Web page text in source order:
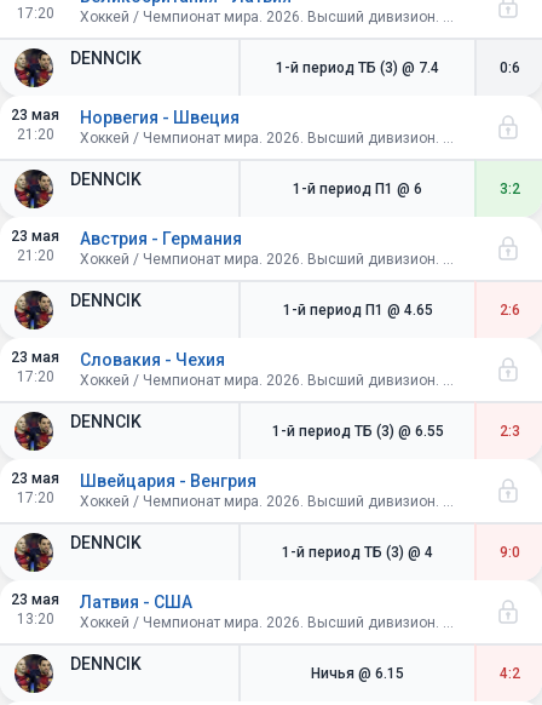
17:20
DENNCIK
Хоккей / Чемпионат мира. 2026. Высший дивизион. Швейцария. Групповой этап
1-й период ТБ (3) @ 7.4 0:6
23 мая
21:20
DENNCIK
Норвегия - Швеция
Хоккей / Чемпионат мира. 2026. Высший дивизион. Швейцария. Групповой этап
1-й период П1 @ 6 3:2
23 мая
21:20
DENNCIK
Австрия - Германия
Хоккей / Чемпионат мира. 2026. Высший дивизион. Швейцария. Групповой этап
1-й период П1 @ 4.65 2:6
23 мая
17:20
DENNCIK
Словакия - Чехия
Хоккей / Чемпионат мира. 2026. Высший дивизион. Швейцария. Групповой этап
1-й период ТБ (3) @ 6.55 2:3
23 мая
17:20
DENNCIK
Швейцария - Венгрия
Хоккей / Чемпионат мира. 2026. Высший дивизион. Швейцария. Групповой этап
1-й период ТБ (3) @ 4 9:0
23 мая
13:20
DENNCIK
Латвия - США
Хоккей / Чемпионат мира. 2026. Высший дивизион. Швейцария. Групповой этап
Ничья @ 6.15 4:2